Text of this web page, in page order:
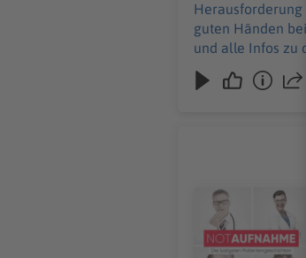
Herausforderung
guten Händen beim
und alle Infos zu den
Podcast
Audiotitel - Lisa